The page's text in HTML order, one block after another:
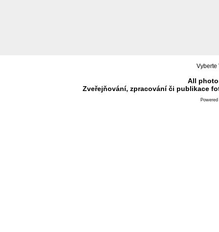
Vyberte
All
Zveřejňování, zpracování či publikace